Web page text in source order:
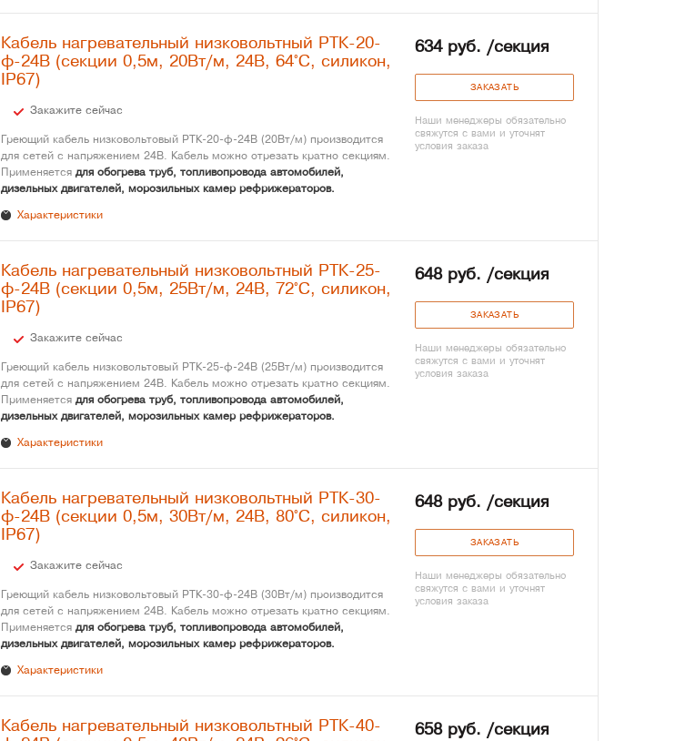
Кабель нагревательный низковольтный РТК-20-
ф-24В (секции 0,5м, 20Вт/м, 24В, 64°С, силикон,
IP67)
Закажите сейчас
Греющий кабель низковольтовый РТК-20-ф-24В (20Вт/м) производится
для сетей с напряжением 24В. Кабель можно отрезать кратно секциям.
Применяется для обогрева труб, топливопровода автомобилей,
дизельных двигателей, морозильных камер рефрижераторов.
Характеристики
634 руб. /секция
ЗАКАЗАТЬ
Наши менеджеры обязательно
свяжутся с вами и уточнят
условия заказа
Кабель нагревательный низковольтный РТК-25-
ф-24В (секции 0,5м, 25Вт/м, 24В, 72°С, силикон,
IP67)
Закажите сейчас
Греющий кабель низковольтовый РТК-25-ф-24В (25Вт/м) производится
для сетей с напряжением 24В. Кабель можно отрезать кратно секциям.
Применяется для обогрева труб, топливопровода автомобилей,
дизельных двигателей, морозильных камер рефрижераторов.
Характеристики
648 руб. /секция
ЗАКАЗАТЬ
Наши менеджеры обязательно
свяжутся с вами и уточнят
условия заказа
Кабель нагревательный низковольтный РТК-30-
ф-24В (секции 0,5м, 30Вт/м, 24В, 80°С, силикон,
IP67)
Закажите сейчас
Греющий кабель низковольтовый РТК-30-ф-24В (30Вт/м) производится
для сетей с напряжением 24В. Кабель можно отрезать кратно секциям.
Применяется для обогрева труб, топливопровода автомобилей,
дизельных двигателей, морозильных камер рефрижераторов.
Характеристики
648 руб. /секция
ЗАКАЗАТЬ
Наши менеджеры обязательно
свяжутся с вами и уточнят
условия заказа
Кабель нагревательный низковольтный РТК-40-
658 руб. /секция